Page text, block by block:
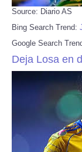
Source: Diario AS
Bing Search Trend:
Google Search
Deja Losa en